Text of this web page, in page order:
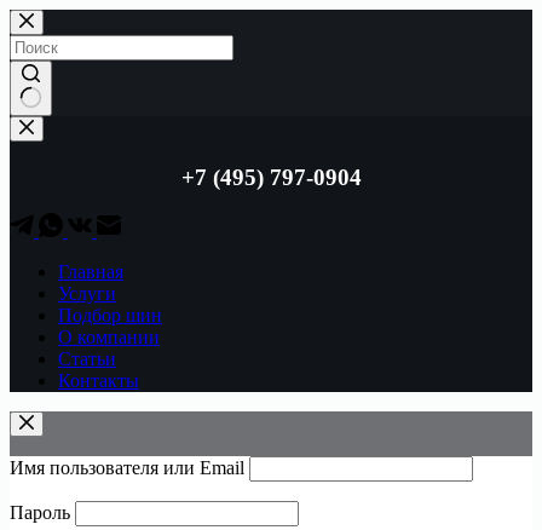
Перейти
к
сути
Ничего
не
+7 (495) 797-0904
Главная
Услуги
Подбор шин
О компании
Статьи
Контакты
Имя пользователя или Email
Пароль